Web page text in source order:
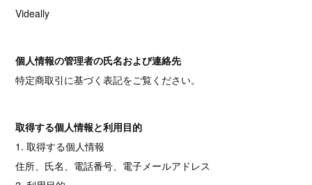
Videally
個人情報の管理者の氏名および連絡先
特定商取引に基づく表記をご覧ください。
取得する個人情報と利用目的
1. 取得する個人情報
住所、氏名、電話番号、電子メールアドレス